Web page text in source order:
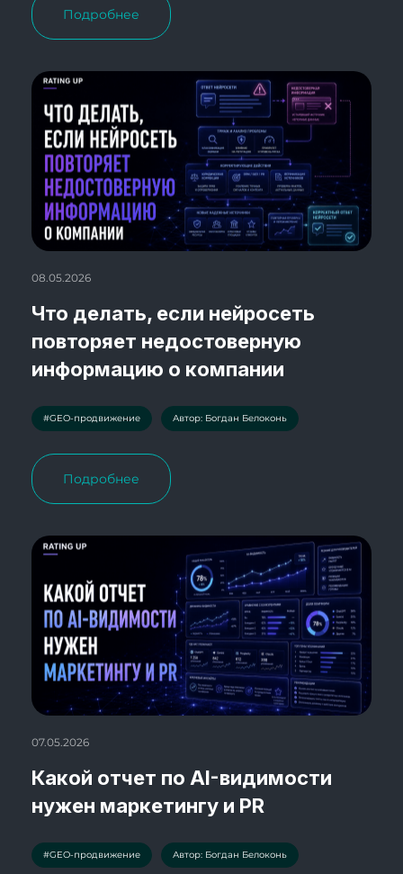
Подробнее
08.05.2026
Что делать, если нейросеть
повторяет недостоверную
информацию о компании
#GEO-продвижение Автор: Богдан Белоконь
Подробнее
07.05.2026
Какой отчет по AI-видимости
нужен маркетингу и PR
#GEO-продвижение Автор: Богдан Белоконь